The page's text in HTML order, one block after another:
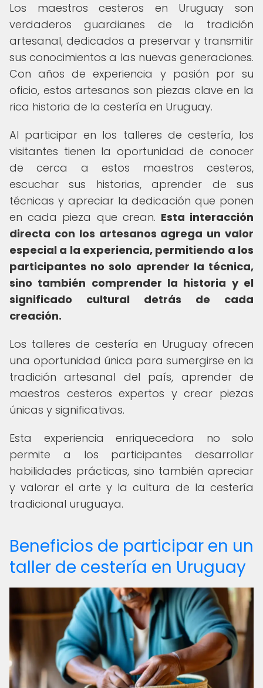
Los maestros cesteros en Uruguay son
verdaderos guardianes de la tradición
artesanal, dedicados a preservar y transmitir
sus conocimientos a las nuevas generaciones.
Con años de experiencia y pasión por su
oficio, estos artesanos son piezas clave en la
rica historia de la cestería en Uruguay.
Al participar en los talleres de cestería, los
visitantes tienen la oportunidad de conocer
de cerca a estos maestros cesteros,
escuchar sus historias, aprender de sus
técnicas y apreciar la dedicación que ponen
en cada pieza que crean. Esta interacción
directa con los artesanos agrega un valor
especial a la experiencia, permitiendo a los
participantes no solo aprender la técnica,
sino también comprender la historia y el
significado cultural detrás de cada
creación.
Los talleres de cestería en Uruguay ofrecen
una oportunidad única para sumergirse en la
tradición artesanal del país, aprender de
maestros cesteros expertos y crear piezas
únicas y significativas.
Esta experiencia enriquecedora no solo
permite a los participantes desarrollar
habilidades prácticas, sino también apreciar
y valorar el arte y la cultura de la cestería
tradicional uruguaya.
Beneficios de participar en un
taller de cestería en Uruguay